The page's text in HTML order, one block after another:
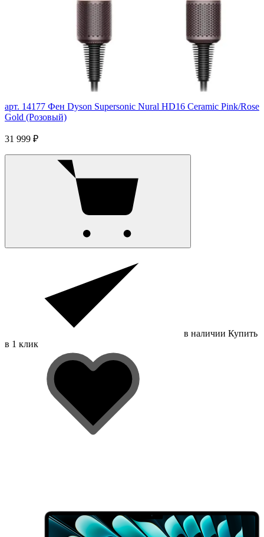
арт. 14177 Фен Dyson Supersonic Nural HD16 Ceramic Pink/Rose
Gold (Розовый)
31 999 ₽
в наличии Купить
в 1 клик